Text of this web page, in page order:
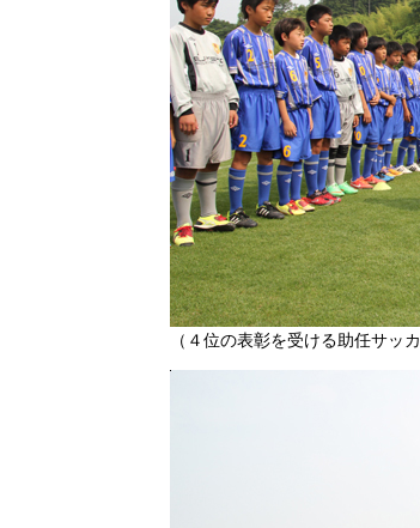
（４位の表彰を受ける助任サッ